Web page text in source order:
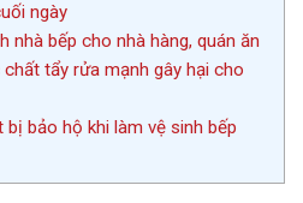
ngày
nhà bếp cho nhà hàng, quán ăn
tẩy rửa mạnh gây hại cho
bị bảo hộ khi làm vệ sinh bếp